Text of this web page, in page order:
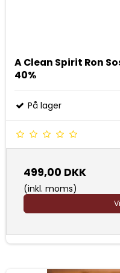
A Clean Spirit Ron
40%
På lager
499,00 DKK
(inkl. moms)